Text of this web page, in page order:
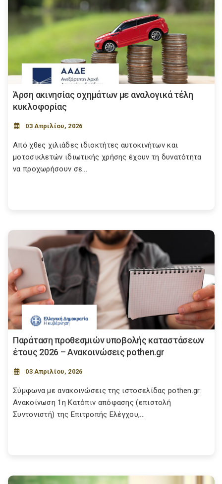
Άρση ακινησίας οχημάτων με αναλογικά τέλη
κυκλοφορίας
03 Απριλίου, 2026
Από χθες χιλιάδες ιδιοκτήτες αυτοκινήτων και
μοτοσικλετών ιδιωτικής χρήσης έχουν τη δυνατότητα
να προχωρήσουν σε...
Παράταση προθεσμιών υποβολής καταστάσεων
έτους 2026 – Ανακοινώσεις pothen.gr
03 Απριλίου, 2026
Σύμφωνα με ανακοινώσεις της ιστοσελίδας pothen.gr:
Ανακοίνωση 1η Κατόπιν απόφασης (επιστολή
Συντονιστή) της Επιτροπής Ελέγχου,...